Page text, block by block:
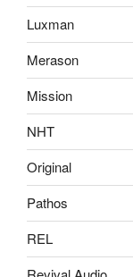
Luxman
Merason
Mission
NHT
Original
Pathos
REL